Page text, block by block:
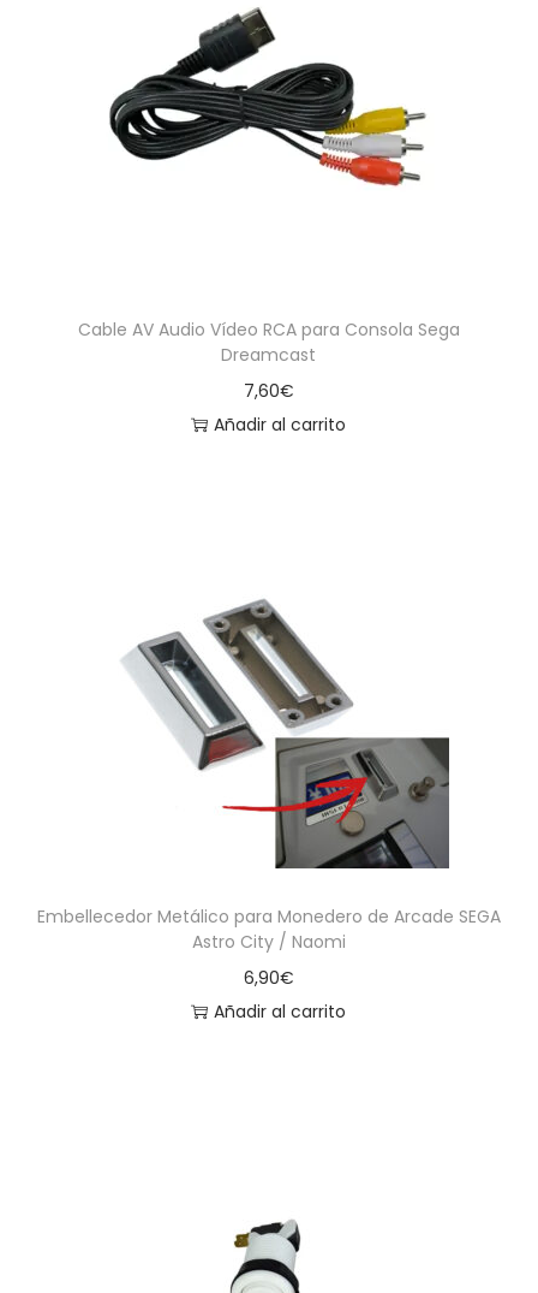
Cable AV Audio Vídeo RCA para Consola Sega
Dreamcast
7,60€
Añadir al carrito
Embellecedor Metálico para Monedero de Arcade SEGA
Astro City / Naomi
6,90€
Añadir al carrito